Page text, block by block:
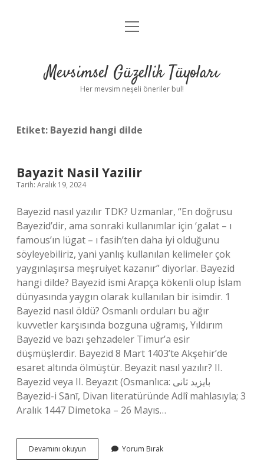
Anasayfa
Yasal Uyarı
menüyü
Mevsimsel Güzellik Tüyoları
Her mevsim neşeli öneriler bul!
Etiket: Bayezid hangi dilde
Bayazit Nasil Yazilir
Tarih: Aralık 19, 2024
Bayezid nasıl yazılır TDK? Uzmanlar, “En doğrusu
Bayezid’dir, ama sonraki kullanımlar için ‘galat – ı
famous’ın lügat – ı fasih’ten daha iyi olduğunu
söyleyebiliriz, yani yanlış kullanılan kelimeler çok
yaygınlaşırsa meşruiyet kazanır” diyorlar. Bayezid
hangi dilde? Bayezid ismi Arapça kökenli olup İslam
dünyasında yaygın olarak kullanılan bir isimdir. 1
Bayezid nasıl öldü? Osmanlı orduları bu ağır
kuvvetler karşısında bozguna uğramış, Yıldırım
Bayezid ve bazı şehzadeler Timur’a esir
düşmüşlerdir. Bayezid 8 Mart 1403’te Akşehir’de
esaret altında ölmüştür. Beyazit nasıl yazılır? II.
Bayezid veya II. Beyazıt (Osmanlıca: بايزيد ثانى
Bayezid-i Sānī, Divan literatüründe Adlî mahlasıyla; 3
Aralık 1447 Dimetoka – 26 Mayıs…
Devamını okuyun
Nasil
Yorum Bırak